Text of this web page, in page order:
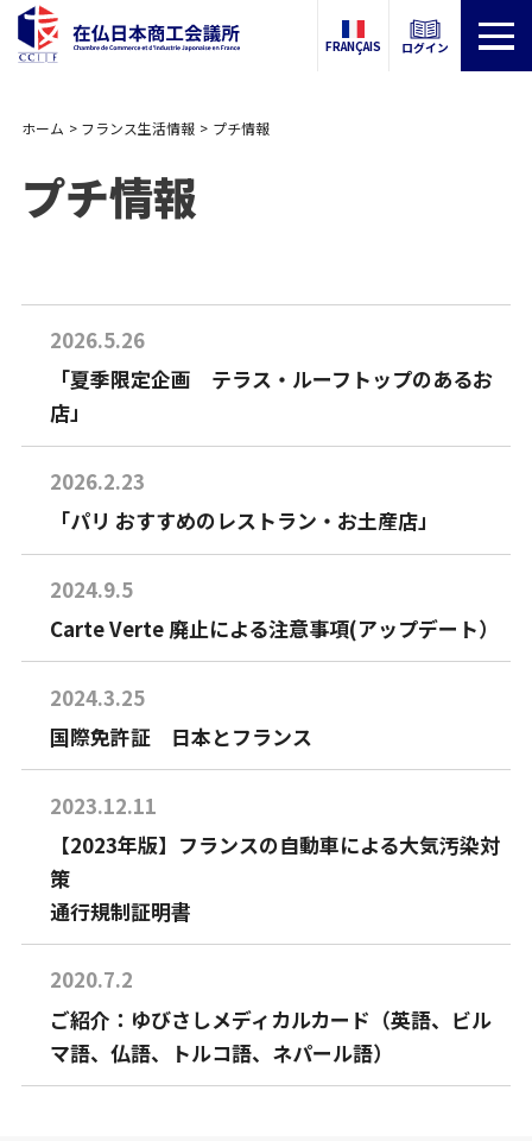
FRANÇAIS ログイン
ホーム フランス生活情報 プチ情報
プチ情報
2026.5.26
「夏季限定企画 テラス・ルーフトップのあるお
店」
2026.2.23
「パリ おすすめのレストラン・お土産店」
2024.9.5
Carte Verte 廃止による注意事項(アップデート）
2024.3.25
国際免許証 日本とフランス
2023.12.11
【2023年版】フランスの自動車による大気汚染対
策
通行規制証明書
2020.7.2
ご紹介：ゆびさしメディカルカード（英語、ビル
マ語、仏語、トルコ語、ネパール語）